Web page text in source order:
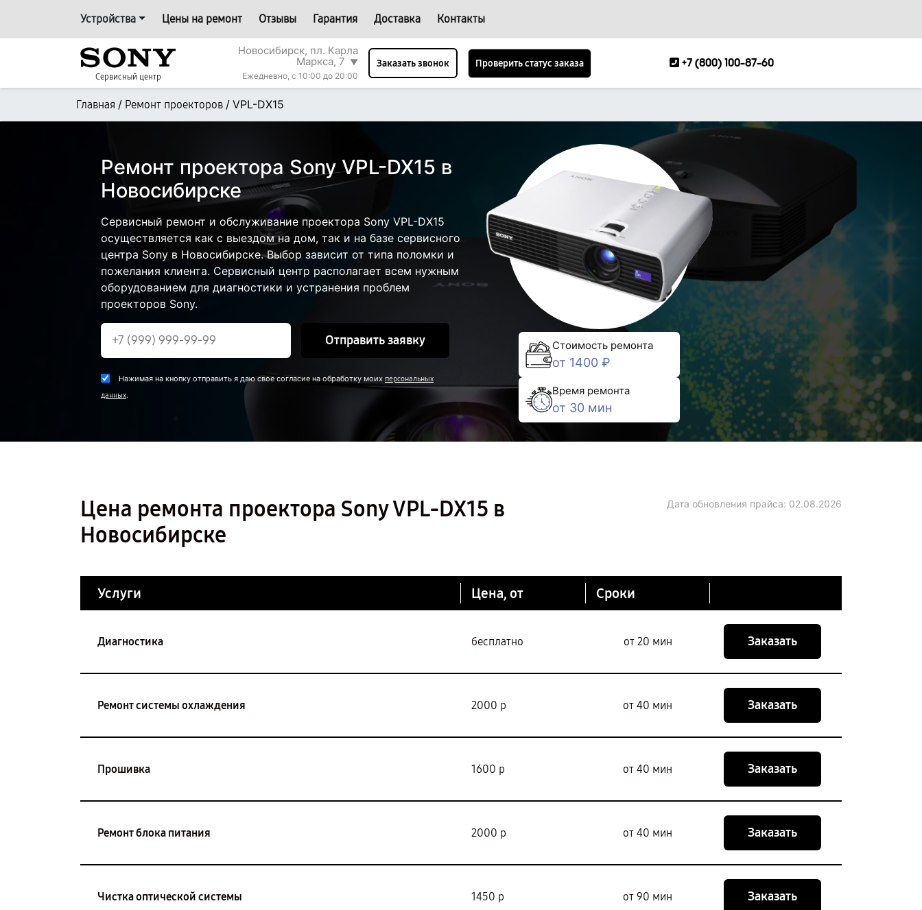
Устройства Цены на ремонт Отзывы Гарантия Доставка Контакты
Сервисный центр
Новосибирск, пл. Карла
Маркса, 7 ▼
Ежедневно, с 10:00 до 20:00
Заказать звонок Проверить статус заказа +7 (800) 100-87-60
Главная / Ремонт проекторов / VPL-DX15
Ремонт проектора Sony VPL-DX15 в
Новосибирске
Сервисный ремонт и обслуживание проектора Sony VPL-DX15
осуществляется как с выездом на дом, так и на базе сервисного
центра Sony в Новосибирске. Выбор зависит от типа поломки и
пожелания клиента. Сервисный центр располагает всем нужным
оборудованием для диагностики и устранения проблем
проекторов Sony.
Отправить заявку
Нажимая на кнопку отправить я даю свое согласие на обработку моих персональных
данных.
Стоимость ремонта
от 1400 ₽
Время ремонта
от 30 мин
Цена ремонта проектора Sony VPL-DX15 в
Новосибирске
Дата обновления прайса: 02.08.2026
Услуги Цена, от Сроки
Диагностика бесплатно от 20 мин Заказать
Ремонт системы охлаждения 2000 р от 40 мин Заказать
Прошивка 1600 р от 40 мин Заказать
Ремонт блока питания 2000 р от 40 мин Заказать
Чистка оптической системы 1450 р от 90 мин Заказать